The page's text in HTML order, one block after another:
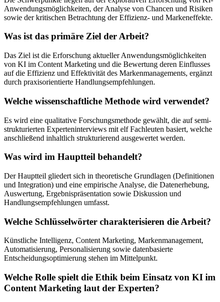
Anwendungsmöglichkeiten, der Analyse von Chancen und Risiken
sowie der kritischen Betrachtung der Effizienz- und Markeneffekte.
Was ist das primäre Ziel der Arbeit?
Das Ziel ist die Erforschung aktueller Anwendungsmöglichkeiten
von KI im Content Marketing und die Bewertung deren Einflusses
auf die Effizienz und Effektivität des Markenmanagements, ergänzt
durch praxisorientierte Handlungsempfehlungen.
Welche wissenschaftliche Methode wird verwendet?
Es wird eine qualitative Forschungsmethode gewählt, die auf semi-
strukturierten Experteninterviews mit elf Fachleuten basiert, welche
anschließend inhaltlich strukturierend ausgewertet werden.
Was wird im Hauptteil behandelt?
Der Hauptteil gliedert sich in theoretische Grundlagen (Definitionen
und Integration) und eine empirische Analyse, die Datenerhebung,
Auswertung, Ergebnispräsentation sowie Diskussion und
Handlungsempfehlungen umfasst.
Welche Schlüsselwörter charakterisieren die Arbeit?
Künstliche Intelligenz, Content Marketing, Markenmanagement,
Automatisierung, Personalisierung sowie datenbasierte
Entscheidungsoptimierung stehen im Mittelpunkt.
Welche Rolle spielt die Ethik beim Einsatz von KI im
Content Marketing laut der Experten?